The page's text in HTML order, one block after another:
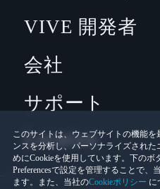
このサイトは、ウェブサイトの機能
ンスを分析し、パーソナライズされ
めにCookieを使用しています。下のボ
Preferencesで設定を管理することで、
ます。また、当社のCookieポリシー に
VIVE 開発者
会社
サポート
Location